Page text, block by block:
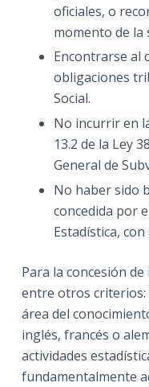
oficiales, o
momento de la
Encontrarse al
obligaciones
Social.
No incurrir en
13.2 de la Ley
General de
No haber sido
concedida por
Estadística,
Para la concesión
entre otros criterios:
área del
inglés, francés o
actividades
fundamentalmente